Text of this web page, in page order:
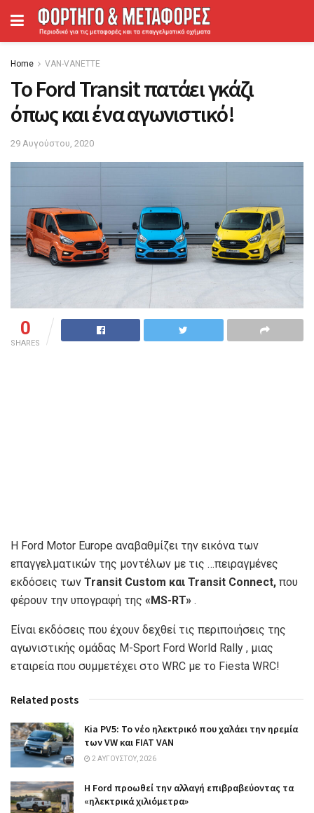
Home VAN-VANETTΕ
Το Ford Transit πατάει γκάζι
όπως και ένα αγωνιστικό!
29 Αυγούστου, 2020
0
SHARES
Η Ford Motor Europe αναβαθμίζει την εικόνα των
επαγγελματικών της μοντέλων με τις …πειραγμένες
εκδόσεις των Transit Custom και Transit Connect, που
φέρουν την υπογραφή της «MS-RT» .
Είναι εκδόσεις που έχουν δεχθεί τις περιποιήσεις της
αγωνιστικής ομάδας M-Sport Ford World Rally , μιας
εταιρεία που συμμετέχει στο WRC με το Fiesta WRC!
Related posts
Kia PV5: Το νέο ηλεκτρικό που χαλάει την ηρεμία
των VW και FIAT VAN
2 ΑΥΓΟΎΣΤΟΥ, 2026
Η Ford προωθεί την αλλαγή επιβραβεύοντας τα
«ηλεκτρικά χιλιόμετρα»